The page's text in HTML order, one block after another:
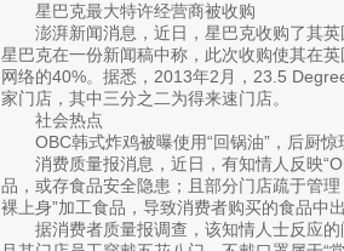
星巴克最大特许经营商被收购
澎湃新闻消息，近日，星巴克收购了其
星巴克在一份新闻稿中称，此次收购使其在
网络的40%。据悉，2013年2月，23.5
家门店，其中三分之二为得来速门店。
社会热点
OBC韩式炸鸡被曝使用“回锅油”，后厨惊
消费质量报消息，近日，有知情人反映
品，或存食品安全隐患；且部分门店疏于管
裸上身”加工食品，导致消费者购买的食品中
据消费者质量报调查，该知情人士反应